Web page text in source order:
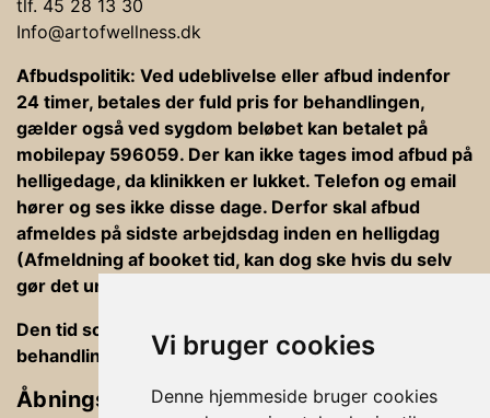
Vi bruger cookies
Denne hjemmeside bruger cookies
tlf. 45 28 13 30
Info@artofwellness.dk
Afbudspolitik: Ved udeblivelse eller afbud indenfor
24 timer, betales der fuld pris for behandlingen,
gælder også ved sygdom beløbet kan betalet på
mobilepay 596059. Der kan ikke tages imod afbud på
helligedage, da klinikken er lukket. Telefon og email
hører og ses ikke disse dage. Derfor skal afbud
afmeldes på sidste arbejdsdag inden en helligdag
(Afmeldning af booket tid, kan dog ske hvis du selv
gør det under din bookning).
Den tid som er afsat til behandlinger er ind og ud af
behandlingsrummet, betaling og vejledning
Åbningstider